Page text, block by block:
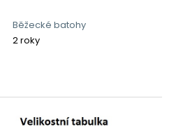
Běžecké batohy
2 roky